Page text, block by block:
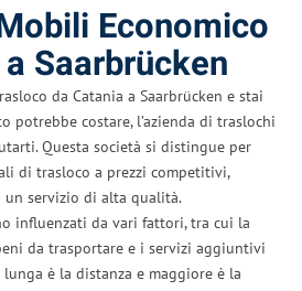
Economico
Saarbrücken
da Catania a Saarbrücken e stai
potrebbe costare, l’azienda di traslochi
Questa società si distingue per
di trasloco a prezzi competitivi,
servizio di alta qualità.
influenzati da vari fattori, tra cui la
da trasportare e i servizi aggiuntivi
è la distanza e maggiore è la